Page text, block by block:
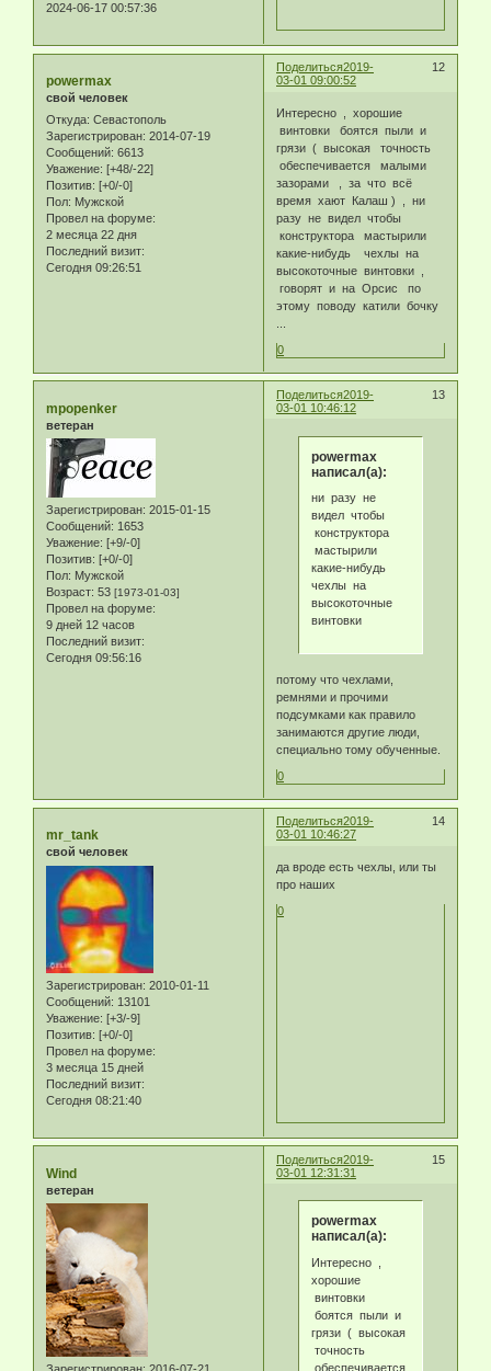
2024-06-17 00:57:36
Поделиться 12
2019-
03-01 09:00:52
powermax
свой человек
Откуда: Севастополь
Зарегистрирован: 2014-07-19
Сообщений: 6613
Уважение: [+48/-22]
Позитив: [+0/-0]
Пол: Мужской
Провел на форуме:
2 месяца 22 дня
Последний визит:
Сегодня 09:26:51
Интересно , хорошие
винтовки боятся пыли и
грязи ( высокая точность
обеспечивается малыми
зазорами , за что всё
время хают Калаш ) , ни
разу не видел чтобы
конструктора мастырили
какие-нибудь чехлы на
высокоточные винтовки ,
говорят и на Орсис по
этому поводу катили бочку
0
Поделиться 13
2019-
03-01 10:46:12
mpopenker
ветеран
Зарегистрирован: 2015-01-15
Сообщений: 1653
Уважение: [+9/-0]
Позитив: [+0/-0]
Пол: Мужской
Возраст: 53 [1973-01-03]
Провел на форуме:
9 дней 12 часов
Последний визит:
Сегодня 09:56:16
powermax
написал(а):
ни разу не
видел чтобы
конструктора
мастырили
какие-нибудь
чехлы на
высокоточные
винтовки
потому что чехлами,
ремнями и прочими
подсумками как правило
занимаются другие люди,
специально тому обученные.
0
Поделиться 14
2019-
03-01 10:46:27
mr_tank
свой человек
Зарегистрирован: 2010-01-11
Сообщений: 13101
Уважение: [+3/-9]
Позитив: [+0/-0]
Провел на форуме:
3 месяца 15 дней
Последний визит:
Сегодня 08:21:40
да вроде есть чехлы, или ты
про наших
0
Поделиться 15
2019-
03-01 12:31:31
Wind
ветеран
powermax
написал(а):
Интересно ,
хорошие
винтовки
боятся пыли и
грязи ( высокая
точность
обеспечивается